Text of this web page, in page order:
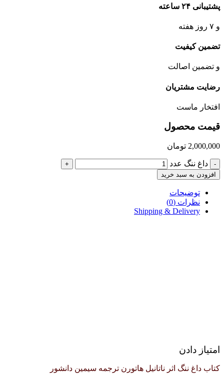
پشتیبانی ۲۴ ساعته
و ۷ روز هفته
تضمین کیفیت
و تضمین اصالت
رضایت مشتریان
افتخار ماست
قیمت محصول
2,000,000 تومان
- داغ ننگ عدد
+
افزودن به سبد خرید
توضیحات
نظرات (0)
Shipping & Delivery
امتیاز دادن
کتاب داغ ننگ اثر ناتانیل هاتورن ترجمه سیمین دانشور